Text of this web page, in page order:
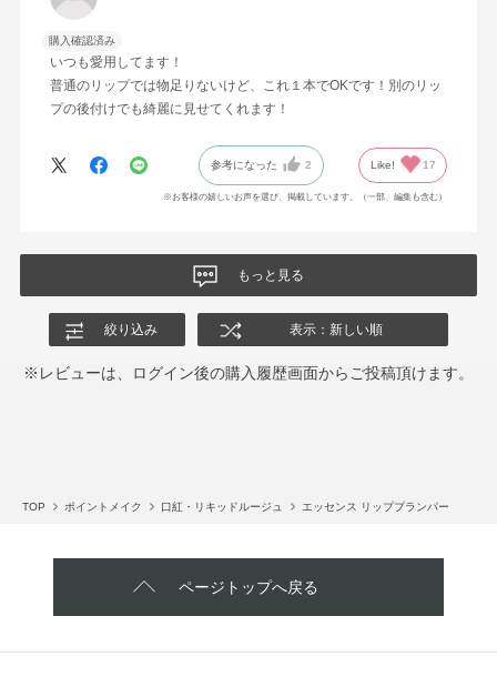
購入確認済み
いつも愛用してます！
普通のリップでは物足りないけど、これ１本でOKです！別のリッ
プの後付けでも綺麗に見せてくれます！
参考になった 2 Like! 17
※お客様の嬉しいお声を選び、掲載しています。（一部、編集も含む）
もっと見る
絞り込み 表示：新しい順
※レビューは、ログイン後の購入履歴画面からご投稿頂けます。
TOP ポイントメイク 口紅・リキッドルージュ エッセンス リッププランパー
ページトップへ戻る